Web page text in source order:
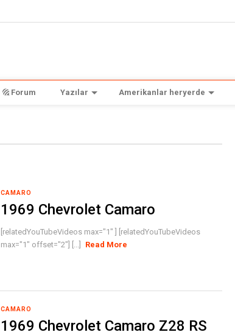
Forum Yazılar Amerikanlar heryerde
CAMARO
1969 Chevrolet Camaro
[relatedYouTubeVideos max="1" ] [relatedYouTubeVideos
max="1" offset="2"] [...]
Read More
CAMARO
1969 Chevrolet Camaro Z28 RS